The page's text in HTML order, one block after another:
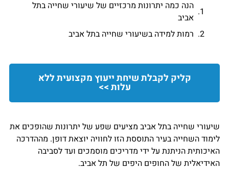
הנה כמה יתרונות מרכזיים של שיעורי שחייה בתל
אביב
רמות למידה בשיעורי שחייה בתל אביב
קליק לקבלת שיחת ייעוץ מקצועית ללא
עלות >>
שיעורי שחייה בתל אביב מציעים שפע של יתרונות שהופכים את
לימוד השחייה בעיר התוססת הזו לחוויה יוצאת דופן. מההדרכה
האיכותית הניתנת על ידי מדריכים מוסמכים ועד לסביבה
האידיאלית של החופים היפים של תל אביב.